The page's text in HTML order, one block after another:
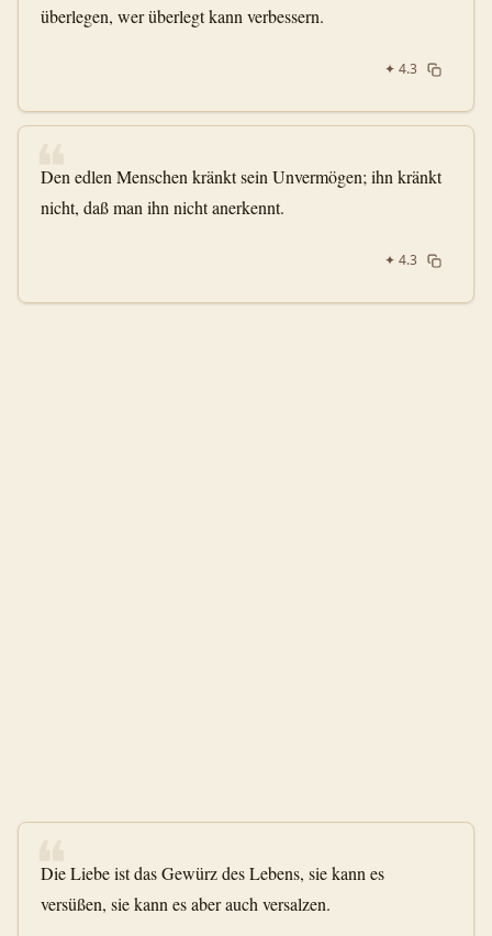
überlegen, wer überlegt kann verbessern.
✦ 4.3
❝
Den edlen Menschen kränkt sein Unvermögen; ihn kränkt
nicht, daß man ihn nicht anerkennt.
✦ 4.3
❝
Die Liebe ist das Gewürz des Lebens, sie kann es
versüßen, sie kann es aber auch versalzen.